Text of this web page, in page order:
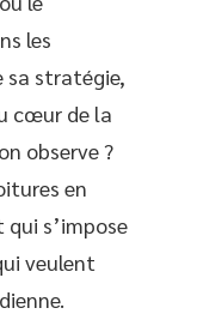
les
sa stratégie,
cœur de la
observe ?
en
s’impose
veulent